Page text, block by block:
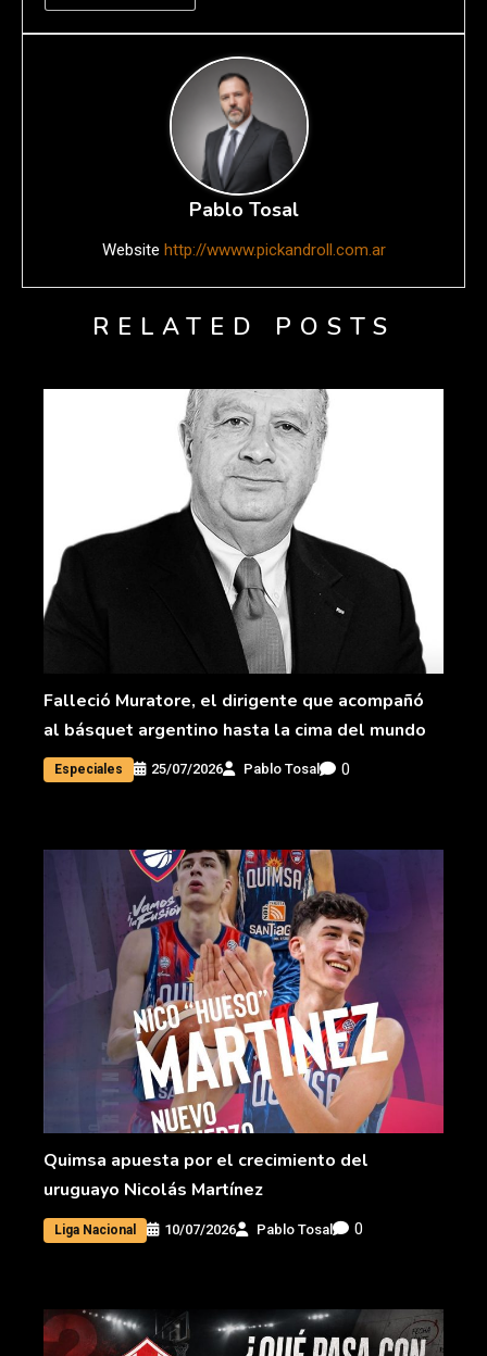
Pablo Tosal
Website http://wwww.pickandroll.com.ar
RELATED POSTS
Falleció Muratore, el dirigente que acompañó
al básquet argentino hasta la cima del mundo
Especiales 25/07/2026 Pablo Tosal 0
Quimsa apuesta por el crecimiento del
uruguayo Nicolás Martínez
Liga Nacional 10/07/2026 Pablo Tosal 0